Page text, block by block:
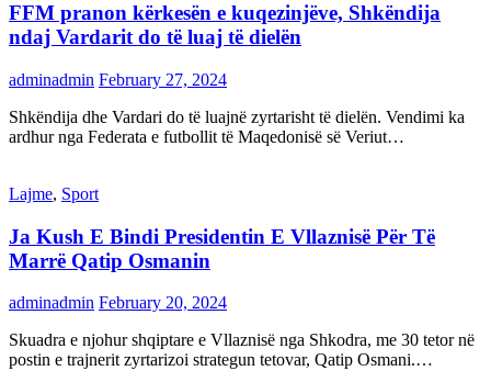
FFM pranon kërkesën e kuqezinjëve, Shkëndija
ndaj Vardarit do të luaj të dielën
adminadmin February 27, 2024
Shkëndija dhe Vardari do të luajnë zyrtarisht të dielën. Vendimi ka
ardhur nga Federata e futbollit të Maqedonisë së Veriut…
Lajme, Sport
Ja Kush E Bindi Presidentin E Vllaznisë Për Të
Marrë Qatip Osmanin
adminadmin February 20, 2024
Skuadra e njohur shqiptare e Vllaznisë nga Shkodra, me 30 tetor në
postin e trajnerit zyrtarizoi strategun tetovar, Qatip Osmani.…